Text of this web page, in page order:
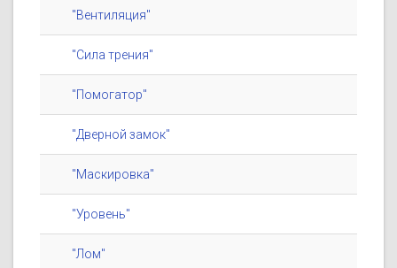
"Вентиляция"
"Сила трения"
"Помогатор"
"Дверной замок"
"Маскировка"
"Уровень"
"Лом"